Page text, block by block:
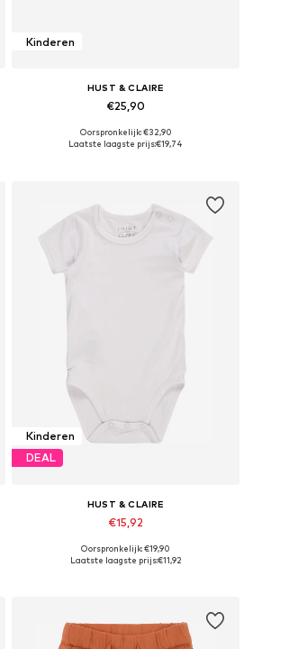
Kinderen
HUST & CLAIRE
€25,90
Beschikbare maten: 50, 68, 74, 80, 86
Oorspronkelijk: €32,90
Laatste laagste prijs:€19,74
Kinderen
DEAL
HUST & CLAIRE
€15,92
Beschikbare maten: 50
Oorspronkelijk: €19,90
Laatste laagste prijs:€11,92